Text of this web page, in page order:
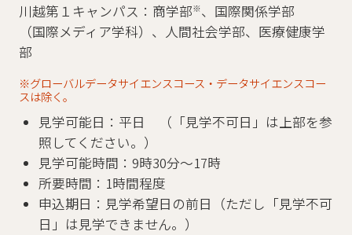
川越第１キャンパス：商学部※、国際関係学部
（国際メディア学科）、人間社会学部、医療健康学
部
※グローバルデータサイエンスコース・データサイエンスコー
スは除く。
見学可能日：平日 （「見学不可日」は上部を参
照してください。）
見学可能時間：9時30分～17時
所要時間：1時間程度
申込期日：見学希望日の前日（ただし「見学不可
日」は見学できません。）